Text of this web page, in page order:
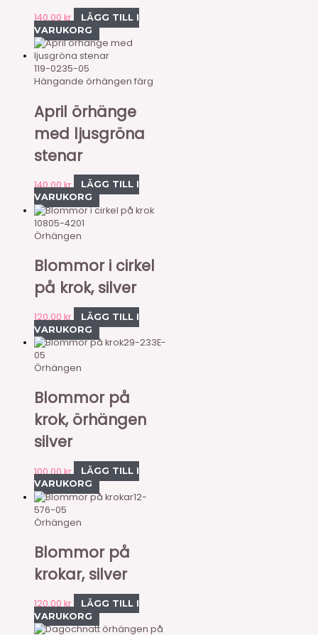
140,00 kr
LÄGG TILL I
VARUKORG
119-0235-05
Hängande örhängen färg
April örhänge
med ljusgröna
stenar
140,00kr
LÄGG TILL I
VARUKORG
10805-4201
Örhängen
Blommor i cirkel
på krok, silver
120,00 kr
LÄGG TILL I
VARUKORG
29-233E-
05
Örhängen
Blommor på
krok, örhängen
silver
100,00kr
LÄGG TILL I
VARUKORG
12-
576-05
Örhängen
Blommor på
krokar, silver
120,00 kr
LÄGG TILL I
VARUKORG